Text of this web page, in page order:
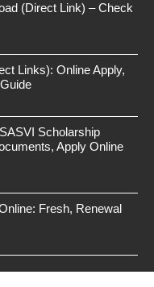
(Direct Link) – Check
Links): Online Apply,
Scholarship
Apply Online
Fresh, Renewal